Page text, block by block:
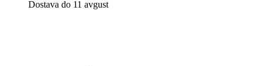
Dostava do 11 avgust